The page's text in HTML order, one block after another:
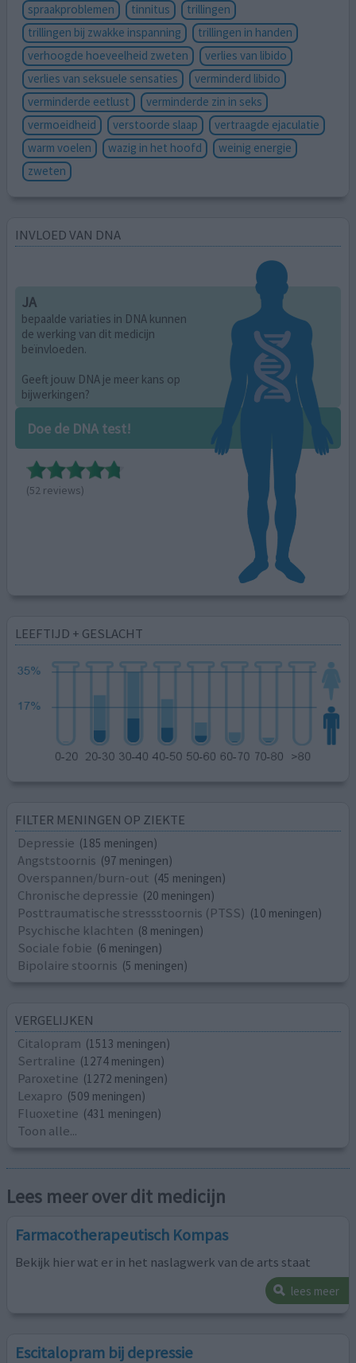
spraakproblemen
tinnitus
trillingen
trillingen bij zwakke inspanning
trillingen in handen
verhoogde hoeveelheid zweten
verlies van libido
verlies van seksuele sensaties
verminderd libido
verminderde eetlust
verminderde zin in seks
vermoeidheid
verstoorde slaap
vertraagde ejaculatie
warm voelen
wazig in het hoofd
weinig energie
zweten
INVLOED VAN DNA
JA
bepaalde variaties in DNA kunnen
de werking van dit medicijn
beïnvloeden.
Geeft jouw DNA je meer kans op
bijwerkingen?
Doe de DNA test!
(52 reviews)
LEEFTIJD + GESLACHT
FILTER MENINGEN OP ZIEKTE
Depressie (185 meningen)
Angststoornis (97 meningen)
Overspannen/burn-out (45 meningen)
Chronische depressie (20 meningen)
Posttraumatische stressstoornis (PTSS) (10 meningen)
Psychische klachten (8 meningen)
Sociale fobie (6 meningen)
Bipolaire stoornis (5 meningen)
VERGELIJKEN
Citalopram (1513 meningen)
Sertraline (1274 meningen)
Paroxetine (1272 meningen)
Lexapro (509 meningen)
Fluoxetine (431 meningen)
Toon alle...
Lees meer over dit medicijn
Farmacotherapeutisch Kompas
Bekijk hier wat er in het naslagwerk van de arts staat
lees meer
Escitalopram bij depressie